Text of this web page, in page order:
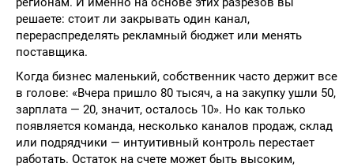
решаете: стоит ли закрывать один канал,
перераспределять рекламный бюджет или менять
поставщика.
Когда бизнес маленький, собственник часто держит все
в голове: «Вчера пришло 80 тысяч, а на закупку ушли 50,
зарплата — 20, значит, осталось 10». Но как только
появляется команда, несколько каналов продаж, склад
или подрядчики — интуитивный контроль перестает
работать. Остаток на счете может быть высоким,